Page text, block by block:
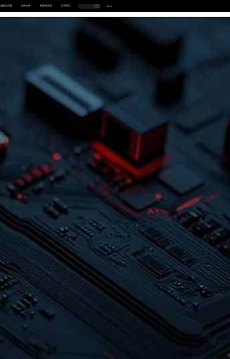
业解决方案 合作伙伴 投资者关系 关于我们 中EN